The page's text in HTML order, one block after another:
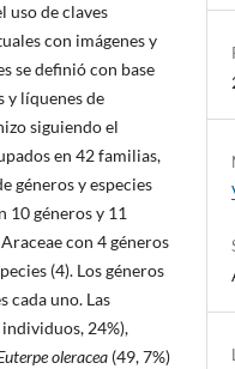
uso de claves
con imágenes y
se definió con base
y líquenes de
siguiendo el
en 42 familias,
géneros y especies
10 géneros y 11
con 4 géneros
(4). Los géneros
cada uno. Las
24%),
oleracea (49, 7%)